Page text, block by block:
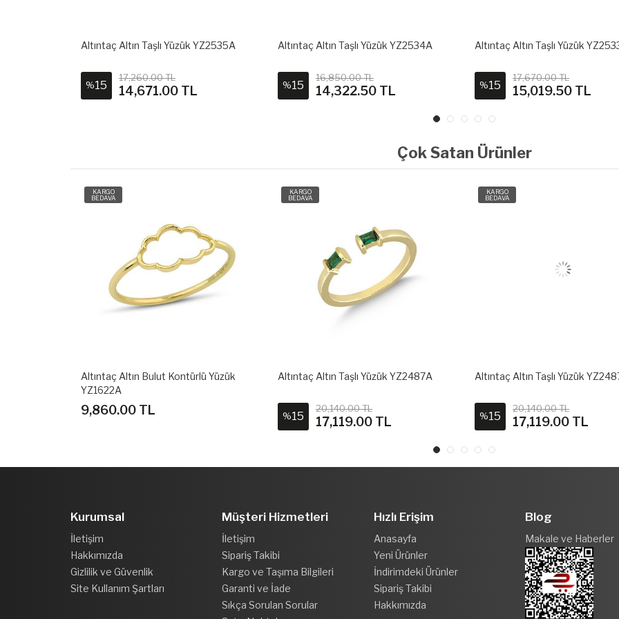
Altıntaç Altın Taşlı Yüzük YZ2535A
%15
17,260.00 TL
14,671.00 TL
Altıntaç Altın Taşlı Yüzük YZ2534A
%15
16,850.00 TL
14,322.50 TL
Altıntaç Altın Taşlı Yüzük
%15
17,670.00 TL
15,019.50 TL
Çok Satan Ürünler
KARGO
BEDAVA
Altıntaç Altın Bulut Kontürlü Yüzük
YZ1622A
9,860.00 TL
KARGO
BEDAVA
Altıntaç Altın Taşlı Yüzük YZ2487A
%15
20,140.00 TL
17,119.00 TL
KARGO
BEDAVA
Altıntaç Altın Taşlı Yüzük
%15
20,140.00 TL
17,119.00 TL
Kurumsal
İletişim
Hakkımızda
Gizlilik ve Güvenlik
Site Kullanım Şartları
Müşteri Hizmetleri
İletişim
Sipariş Takibi
Kargo ve Taşıma Bilgileri
Garanti ve İade
Sıkça Sorulan Sorular
Hızlı Erişim
Anasayfa
Yeni Ürünler
İndirimdeki Ürünler
Sipariş Takibi
Hakkımızda
Blog
Makale ve Haberler